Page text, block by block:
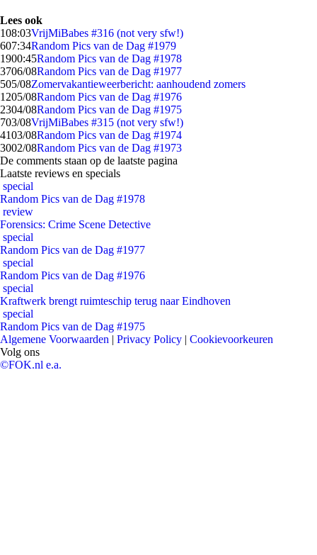
Lees ook
108:03VrijMiBabes #316 (not very sfw!)
607:34Random Pics van de Dag #1979
1900:45Random Pics van de Dag #1978
3706/08Random Pics van de Dag #1977
505/08Zomervakantieweerbericht: aanhoudend zomers
1205/08Random Pics van de Dag #1976
2304/08Random Pics van de Dag #1975
703/08VrijMiBabes #315 (not very sfw!)
4103/08Random Pics van de Dag #1974
3002/08Random Pics van de Dag #1973
De comments staan op de laatste pagina
Laatste reviews en specials
special
Random Pics van de Dag #1978
review
Forensics: Crime Scene Detective
special
Random Pics van de Dag #1977
special
Random Pics van de Dag #1976
special
Kraftwerk brengt ruimteschip terug naar Eindhoven
special
Random Pics van de Dag #1975
Algemene Voorwaarden | Privacy Policy | Cookievoorkeuren
Volg ons
©FOK.nl e.a.